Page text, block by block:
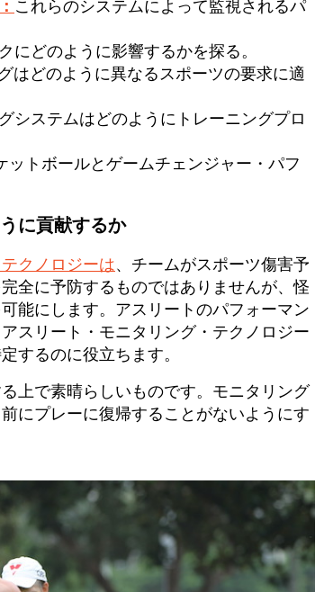
これらのシステムによって監視されるパ
にどのように影響するかを探る。
はどのように異なるスポーツの要求に適
システムはどのようにトレーニングプロ
トボールとゲームチェンジャー・パフ
に貢献するか
クノロジーは、チームがスポーツ傷害予
全に予防するものではありませんが、怪
能にします。アスリートのパフォーマン
スリート・モニタリング・テクノロジー
するのに役立ちます。
上で素晴らしいものです。モニタリング
にプレーに復帰することがないようにす